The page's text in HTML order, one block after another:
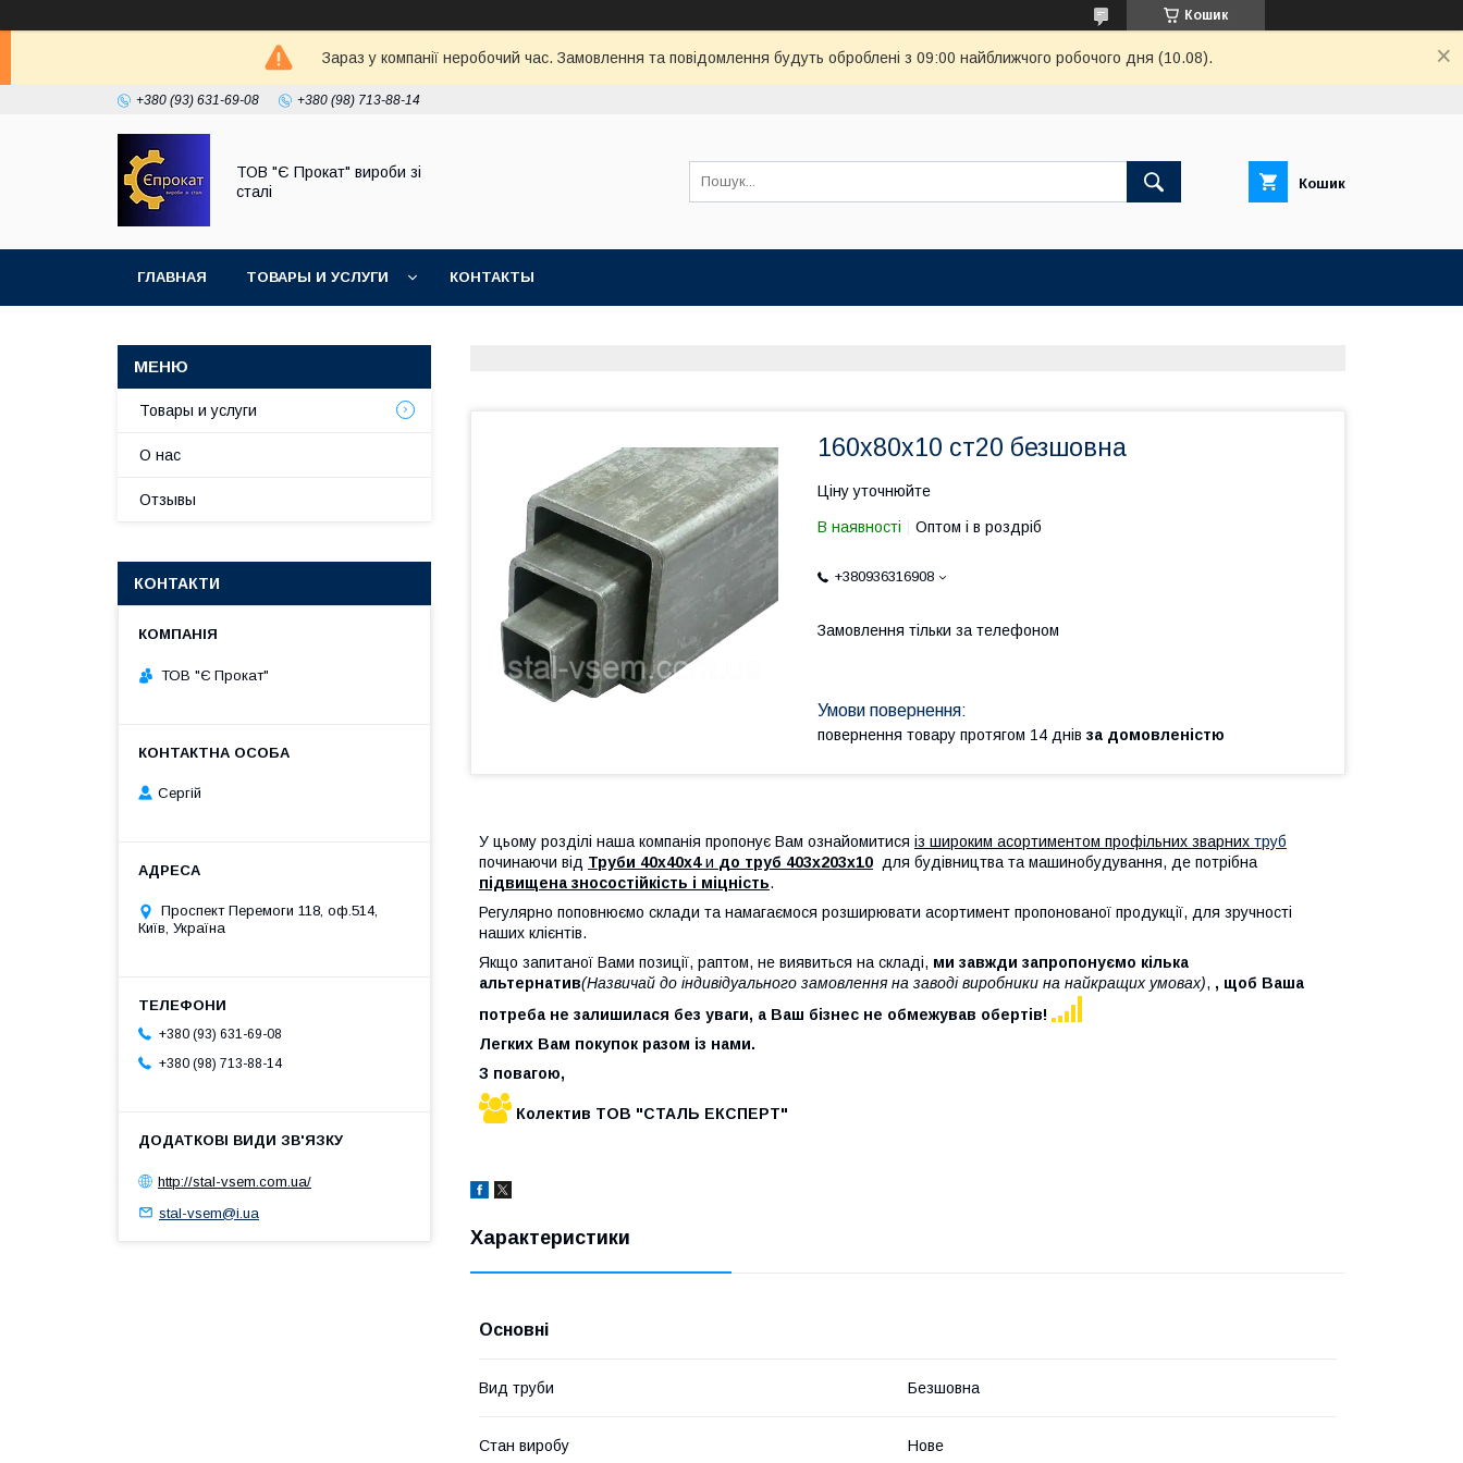
Кошик
Зараз у компанії неробочий час. Замовлення та повідомлення будуть оброблені з 09:00 найближчого робочого дня (10.08).
+380 (93) 631-69-08 +380 (98) 713-88-14
ТОВ "Є Прокат" вироби зі
сталі
Кошик
ГЛАВНАЯ ТОВАРЫ И УСЛУГИ КОНТАКТЫ
160х80х10 ст20 безшовна
Ціну уточнюйте
В наявності Оптом і в роздріб
+380936316908
Замовлення тільки за телефоном
повернення товару протягом 14 днів за домовленістю
У цьому розділі наша компанія пропонує Вам ознайомитися із широким асортиментом профільних зварних труб
починаючи від Труби 40х40х4и до труб 403х203х10 для будівництва та машинобудування, де потрібна
підвищена зносостійкість і міцність.
Регулярно поповнюємо склади та намагаємося розширювати асортимент пропонованої продукції, для зручності
наших клієнтів.
Якщо запитаної Вами позиції, раптом, не виявиться на складі, ми завжди запропонуємо кілька
альтернатив(Назвичай до індивідуального замовлення на заводі виробники на найкращих умовах), , щоб Ваша
потреба не залишилася без уваги, а Ваш бізнес не обмежував обертів!
Легких Вам покупок разом із нами.
З повагою,
Колектив ТОВ "СТАЛЬ ЕКСПЕРТ"
Характеристики
Основні
Вид труби Безшовна
Стан виробу Нове
Товары и услуги
О нас
Отзывы
КОНТАКТИ
ТОВ "Є Прокат"
Сергій
Проспект Перемоги 118, оф.514,
Київ, Україна
+380 (93) 631-69-08
+380 (98) 713-88-14
http://stal-vsem.com.ua/
stal-vsem@i.ua